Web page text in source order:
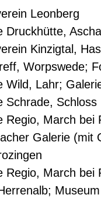
Leonberg
Druckhütte,
Kinzigtal,
Worpswede;
Wild, Lahr;
Schrade,
Regio, March bei
Galerie (mit
Regio, March bei